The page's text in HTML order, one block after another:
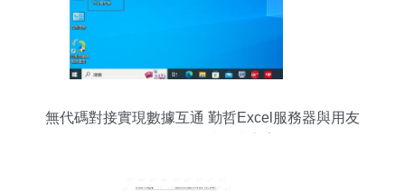
無代碼對接實現數據互通 勤哲Excel服務器與用友